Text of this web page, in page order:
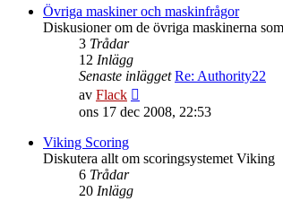
senaste
inlägget
Övriga maskiner och maskinfrågor
Diskusioner om de övriga maskinerna
3 Trådar
12 Inlägg
Senaste inlägget Re: Authority22
av Flack
till
inlägget
ons 17 dec 2008, 22:53
Viking Scoring
Diskutera allt om scoringsystemet Viking
6 Trådar
20 Inlägg